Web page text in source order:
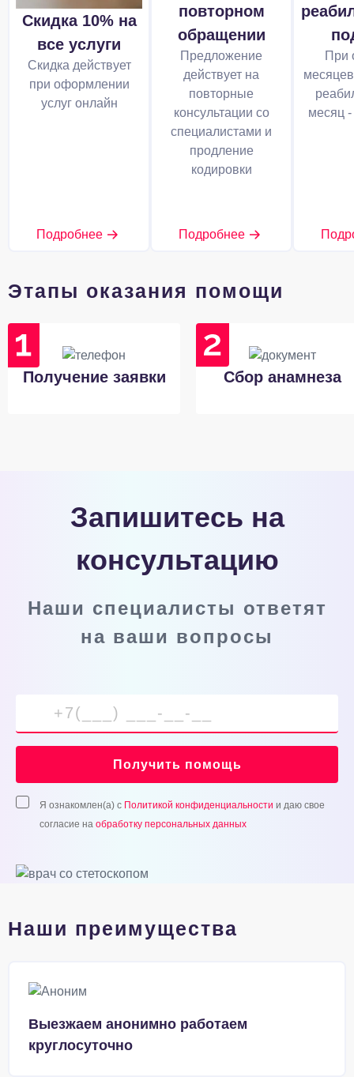
Скидка 10% на
все услуги
Скидка действует
при оформлении
услуг онлайн
Подробнее
повторном
обращении
Предложение
действует на
повторные
консультации со
специалистами и
продление
кодировки
Подробнее
При
месяц -
Этапы оказания помощи
Получение заявки Сбор анамнеза
Запишитесь на
консультацию
Наши специалисты ответят
на ваши вопросы
Получить помощь
Я ознакомлен(а) с Политикой конфиденциальности и даю свое
согласие на обработку персональных данных
Наши преимущества
Выезжаем анонимно работаем
круглосуточно